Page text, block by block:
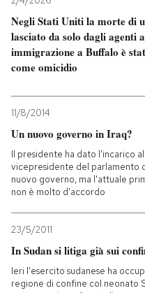
Negli Stati Uniti la morte di
lasciato da solo dagli agenti
immigrazione a Buffalo è
come omicidio
11/8/2014
Un nuovo governo in Iraq?
Il presidente ha dato l'incarico al
vicepresidente del parlamento
nuovo governo, ma l'attuale
non è molto d'accordo
23/5/2011
In Sudan si litiga già sui
Ieri l'esercito sudanese ha
regione di confine col neonato